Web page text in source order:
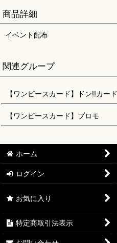
商品詳細
イベント配布
関連グループ
【ワンピースカード】ドン!!カード
【ワンピースカード】プロモ
ホーム
ログイン
お気に入り
特定商取引法表示